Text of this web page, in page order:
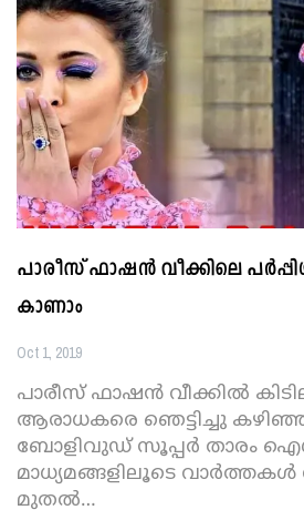
പാരീസ് ഫാഷന്‍ വീക്കിലെ
കാണാം
Oct 1, 2019
പാരീസ് ഫാഷന്‍ വീക്കില്‍
ആരാധകരെ ഞെട്ടിച്ചു
ബോളിവുഡ് സൂപ്പര്‍ താരം
മാധ്യമങ്ങളിലൂടെ വാര്‍ത്തകള്‍
മുതല്‍…